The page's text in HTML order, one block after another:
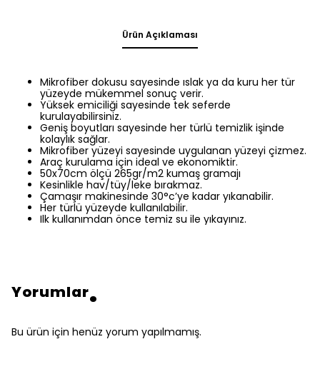
Ürün Açıklaması
Mikrofiber dokusu sayesinde ıslak ya da kuru her tür
yüzeyde mükemmel sonuç verir.
Yüksek emiciliği sayesinde tek seferde
kurulayabilirsiniz.
Geniş boyutları sayesinde her türlü temizlik işinde
kolaylık sağlar.
Mikrofiber yüzeyi sayesinde uygulanan yüzeyi çizmez.
Araç kurulama için ideal ve ekonomiktir.
50x70cm ölçü 265gr/m2 kumaş gramajı
Kesinlikle hav/tüy/leke bırakmaz.
Çamaşır makinesinde 30°c’ye kadar yıkanabilir.
Her türlü yüzeyde kullanılabilir.
Ilk kullanımdan önce temiz su ile yıkayınız.
Yorumlar
Bu ürün için henüz yorum yapılmamış.